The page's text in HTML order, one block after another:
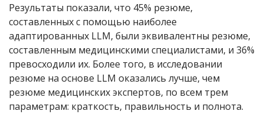
Результаты показали, что 45% резюме,
составленных с помощью наиболее
адаптированных LLM, были эквивалентны резюме,
составленным медицинскими специалистами, и 36%
превосходили их. Более того, в исследовании
резюме на основе LLM оказались лучше, чем
резюме медицинских экспертов, по всем трем
параметрам: краткость, правильность и полнота.